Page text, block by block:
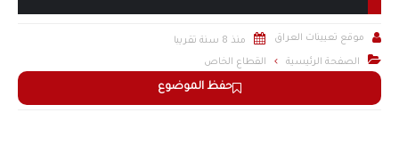
حفظ الموضوع
 موقع تعيينات العراق  منذ 8 سنة تقريبا
 الصفحة الرئيسية القطاع الخاص